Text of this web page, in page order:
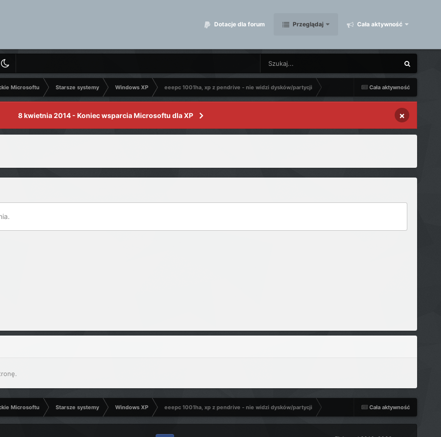
Dotacje dla forum Przeglądaj Cała aktywność
Cała aktywność
Microsoftu Starsze systemy Windows XP eeepc 1001ha, xp z pendrive - nie widzi dysków/partycji
8 kwietnia 2014 - Koniec wsparcia Microsoftu dla XP ×
Cała aktywność
Microsoftu Starsze systemy Windows XP eeepc 1001ha, xp z pendrive - nie widzi dysków/partycji